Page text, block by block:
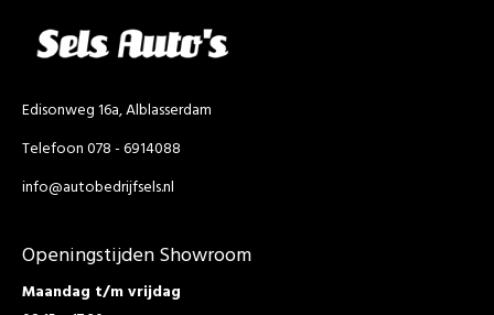
Edisonweg 16a, Alblasserdam
Telefoon 078 - 6914088
info@autobedrijfsels.nl
Openingstijden Showroom
Maandag t/m vrijdag